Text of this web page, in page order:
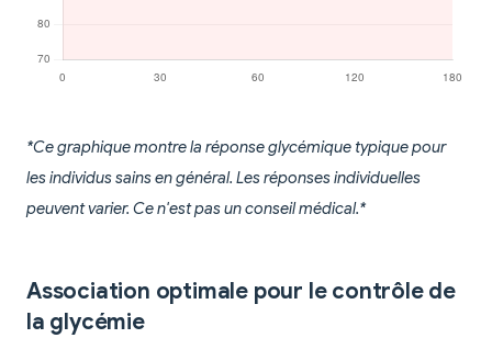
*Ce graphique montre la réponse glycémique typique pour
les individus sains en général. Les réponses individuelles
peuvent varier. Ce n'est pas un conseil médical.*
Association optimale pour le contrôle de
la glycémie